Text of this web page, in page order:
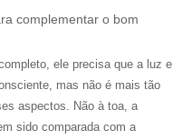
complementar o bom
ele precisa que a luz e
mas não é mais tão
aspectos. Não à toa, a
sido comparada com a